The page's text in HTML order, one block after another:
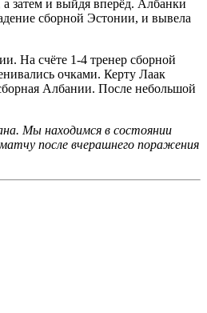
затем и выйдя вперёд. Албанки
сборной Эстонии, и вывела
На счёте 1-4 тренер сборной
очками. Керту Лаак
Албании. После небольшой
Мы находимся в состоянии
после вчерашнего поражения